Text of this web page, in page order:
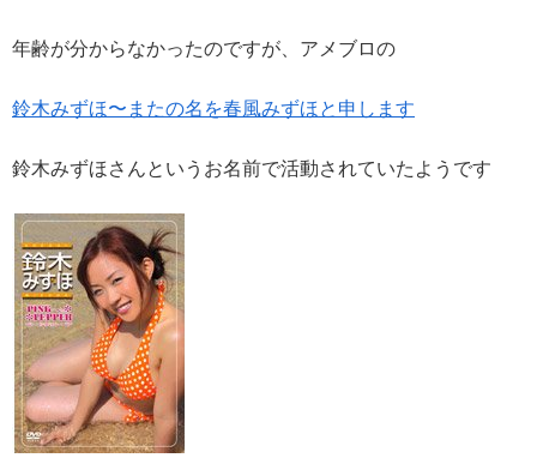
年齢が分からなかったのですが、アメブロの
鈴木みずほ〜またの名を春風みずほと申します
鈴木みずほさんというお名前で活動されていたようです